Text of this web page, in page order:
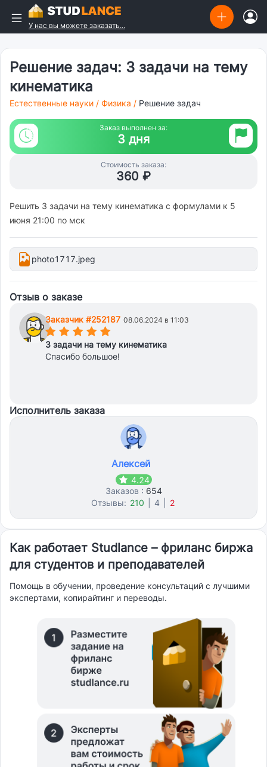
У нас вы можете заказать...
Решение задач: 3 задачи на тему
кинематика
Естественные науки / Физика / Решение задач
Заказ выполнен за:
3 дня
Стоимость заказа:
360 ₽
Решить 3 задачи на тему кинематика с формулами к 5
июня 21:00 по мск
photo1717.jpeg
Отзыв о заказе
Заказчик #252187 08.06.2024 в 11:03
(*)(*)(*)(*)(*)
3 задачи на тему кинематика
Спасибо большое!
Исполнитель заказа
Алексей
4.24
Заказов : 654
Отзывы: 210 4 2
Как работает Studlance – фриланс биржа
для студентов и преподавателей
Помощь в обучении, проведение консультаций с лучшими
экспертами, копирайтинг и переводы.